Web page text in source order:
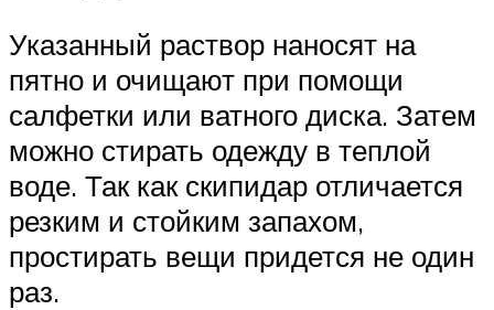
Указанный раствор наносят на
пятно и очищают при помощи
салфетки или ватного диска. Затем
можно стирать одежду в теплой
воде. Так как скипидар отличается
резким и стойким запахом,
простирать вещи придется не один
раз.